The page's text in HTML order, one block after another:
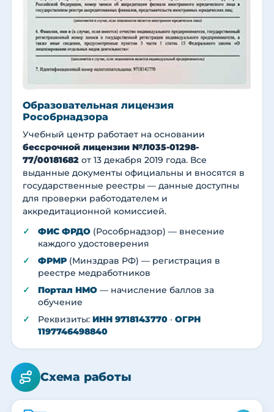
Образовательная лицензия
Рособрнадзора
Учебный центр работает на основании
бессрочной лицензии №Л035-01298-
77/00181682 от 13 декабря 2019 года. Все
выданные документы официальны и вносятся в
государственные реестры — данные доступны
для проверки работодателем и
аккредитационной комиссией.
ФИС ФРДО (Рособрнадзор) — внесение
каждого удостоверения
ФРМР (Минздрав РФ) — регистрация в
реестре медработников
Портал НМО — начисление баллов за
обучение
Реквизиты: ИНН 9718143770 · ОГРН
1197746498840
Схема работы